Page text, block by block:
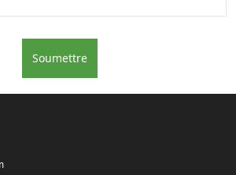
Soumettre